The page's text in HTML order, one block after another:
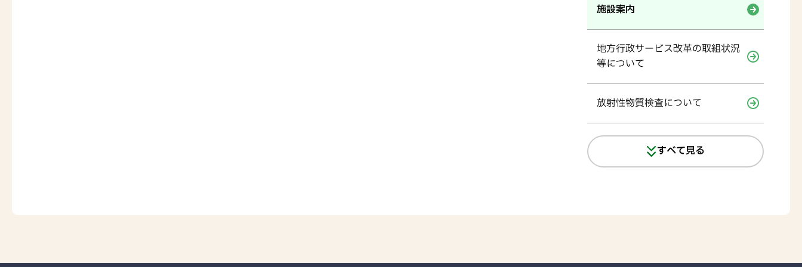
施設案内
地方行政サービス改革の取組状況
等について
放射性物質検査について
すべて見る